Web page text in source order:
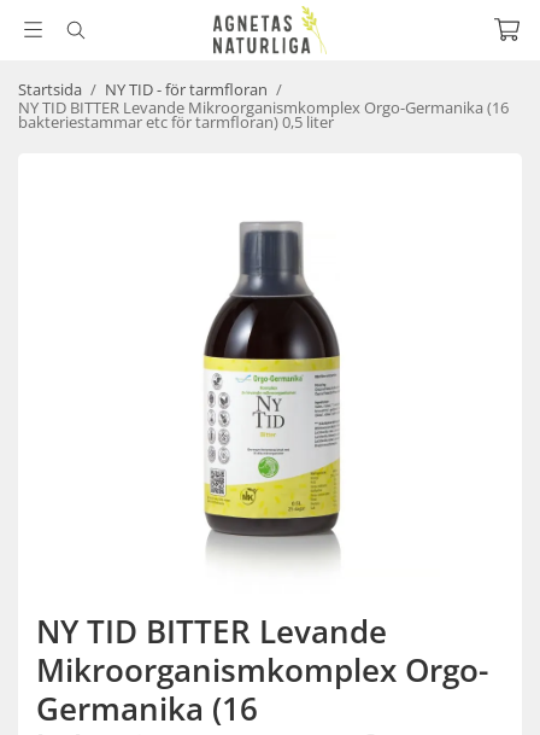
Startsida / NY TID - för tarmfloran /
NY TID BITTER Levande Mikroorganismkomplex Orgo-Germanika (16
bakteriestammar etc för tarmfloran) 0,5 liter
NY TID BITTER Levande
Mikroorganismkomplex Orgo-
Germanika (16